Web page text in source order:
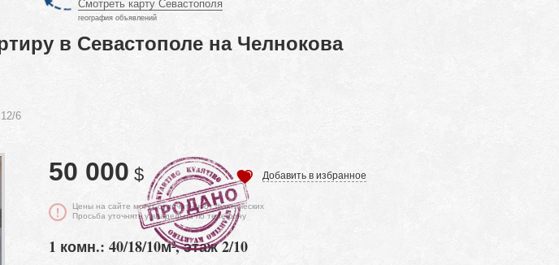
Смотреть карту Севастополя
география объявлений
в Севастополе на Челнокова
6
50 000 $ Добавить в избранное
Цены на сайте могут отличаться от фактических
Просьба уточнять у владельца по телефону
1 комн.: 40/18/10м², этаж 2/10